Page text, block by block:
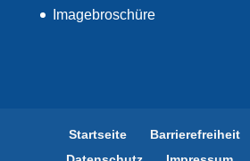
Imagebroschüre
Startseite Barrierefreiheit